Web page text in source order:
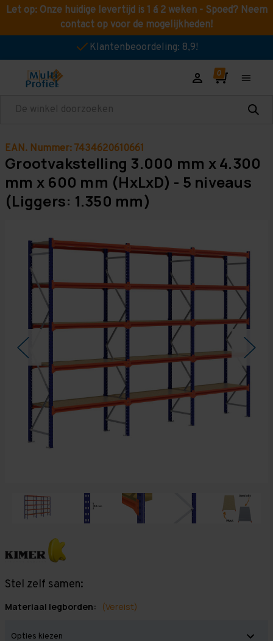
Let op: Onze huidige levertijd is 1 á 2 weken - Spoed? Neem
contact op voor de mogelijkheden!
Klantenbeoordeling: 8,9!
Zoeken
EAN. Nummer: 7434620610661
Grootvakstelling 3.000 mm x 4.300
mm x 600 mm (HxLxD) - 5 niveaus
(Liggers: 1.350 mm)
Stel zelf samen:
Materiaal legborden: (Vereist)